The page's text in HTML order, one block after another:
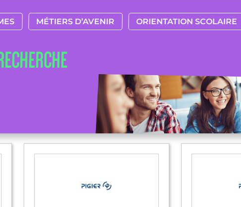
MÉTIERS D’AVENIR ORIENTATION SCOLAIRE